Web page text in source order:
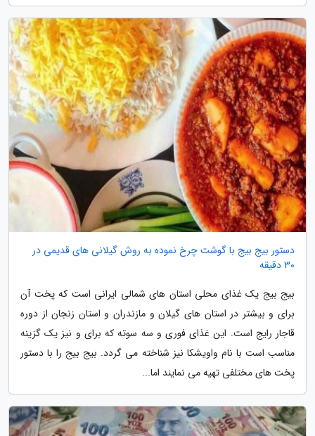
دستور بیج بیج با گوشت چرخ نموده به روش گیلانی های قدیمی در
30 دقیقه
بیج بیج یک غذای محلی استان های شمالی ایرانی است که پخت آن
برای و بیشتر در استان های گیلان و مازندران و استان زنجان از دوره
قاجار رایج است. این غذای فوری و سه سوته که برای و نیز یک گزینه
مناسب است با نام واویشکا نیز شناخته می گردد. بیج بیج را با دستور
پخت های مختلفی تهیه می نمایند اما...